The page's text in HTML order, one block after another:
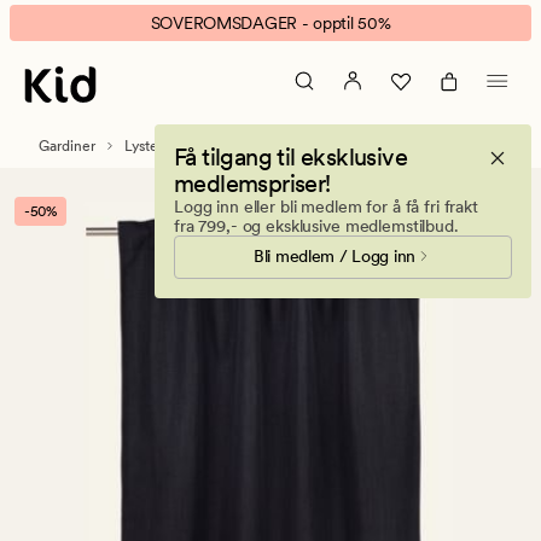
Aino
lysdempende
gardin
svart
banner.
Klikk
ESCAPE
pause.
SOVEROMSDAGER - opptil 50%
Få tilgang til eksklusive
medlemspriser!
Logg inn eller bli medlem for å få fri frakt
fra 799,- og eksklusive medlemstilbud.
Bli medlem / Logg inn
Gardiner Lystette og lysdempende gardiner
-50%